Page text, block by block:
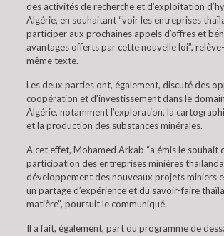
des activités de recherche et d’exploitation
Algérie, en souhaitant “voir les entreprises
participer aux prochaines appels d’offres et
avantages offerts par cette nouvelle loi”,
même texte.
Les deux parties ont, également, discuté des
coopération et d’investissement dans le
Algérie, notamment l’exploration, la
et la production des substances minérales.
A cet effet, Mohamed Arkab “a émis le souhait
participation des entreprises minières
développement des nouveaux projets miniers
un partage d’expérience et du savoir-faire
matière”, poursuit le communiqué.
Il a fait, également, part du programme de